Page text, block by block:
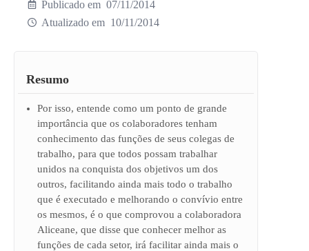
07/11/2014
10/11/2014
Resumo
Por isso, entende como um ponto de grande
importância que os colaboradores tenham
conhecimento das funções de seus colegas de
trabalho, para que todos possam trabalhar
unidos na conquista dos objetivos um dos
outros, facilitando ainda mais todo o trabalho
que é executado e melhorando o convívio entre
os mesmos, é o que comprovou a colaboradora
Aliceane, que disse que conhecer melhor as
funções de cada setor, irá facilitar ainda mais o